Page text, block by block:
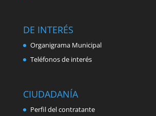
DE INTERÉS
Organigrama Municipal
Teléfonos de interés
CIUDADANÍA
Perfil del contratante